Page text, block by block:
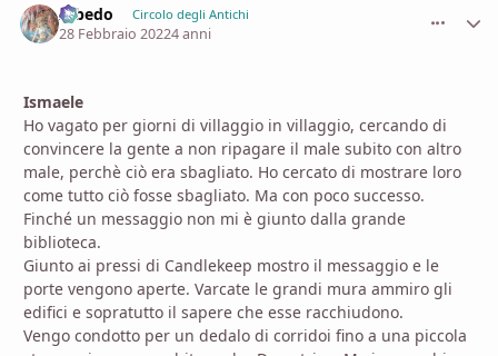
Albedo Circolo degli Antichi
28 Febbraio 20224 anni
Ismaele
Ho vagato per giorni di villaggio in villaggio, cercando di
convincere la gente a non ripagare il male subito con altro
male, perchè ciò era sbagliato. Ho cercato di mostrare loro
come tutto ciò fosse sbagliato. Ma con poco successo.
Finché un messaggio non mi è giunto dalla grande
biblioteca.
Giunto ai pressi di Candlekeep mostro il messaggio e le
porte vengono aperte. Varcate le grandi mura ammiro gli
edifici e sopratutto il sapere che esse racchiudono.
Vengo condotto per un dedalo di corridoi fino a una piccola